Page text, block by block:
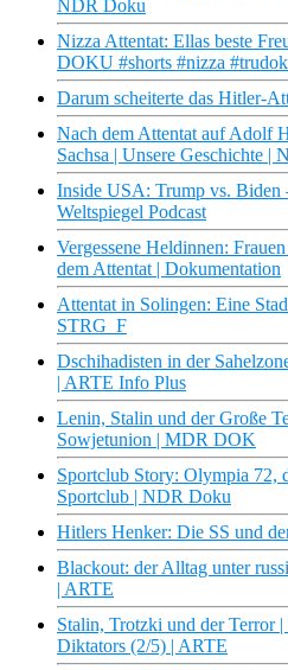
NDR Doku
Nizza Attentat: Ellas beste
DOKU #shorts #nizza
Darum scheiterte das Hitler-
Nach dem Attentat auf Adolf
Sachsa | Unsere Geschichte |
Inside USA: Trump vs. Biden
Weltspiegel Podcast
Vergessene Heldinnen:
dem Attentat | Dokumentation
Attentat in Solingen: Eine
STRG_F
Dschihadisten in der
| ARTE Info Plus
Lenin, Stalin und der Große
Sowjetunion | MDR DOK
Sportclub Story: Olympia 72,
Sportclub | NDR Doku
Hitlers Henker: Die SS und
Blackout: der Alltag unter
| ARTE
Stalin, Trotzki und der Terror
Diktators (2/5) | ARTE